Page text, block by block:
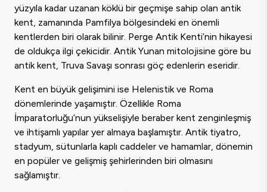
yüzyıla kadar uzanan köklü bir geçmişe sahip olan antik
kent, zamanında Pamfilya bölgesindeki en önemli
kentlerden biri olarak bilinir. Perge Antik Kenti’nin hikayesi
de oldukça ilgi çekicidir. Antik Yunan mitolojisine göre bu
antik kent, Truva Savaşı sonrası göç edenlerin eseridir.
Kent en büyük gelişimini ise Helenistik ve Roma
dönemlerinde yaşamıştır. Özellikle Roma
İmparatorluğu’nun yükselişiyle beraber kent zenginleşmiş
ve ihtişamlı yapılar yer almaya başlamıştır. Antik tiyatro,
stadyum, sütunlarla kaplı caddeler ve hamamlar, dönemin
en popüler ve gelişmiş şehirlerinden biri olmasını
sağlamıştır.